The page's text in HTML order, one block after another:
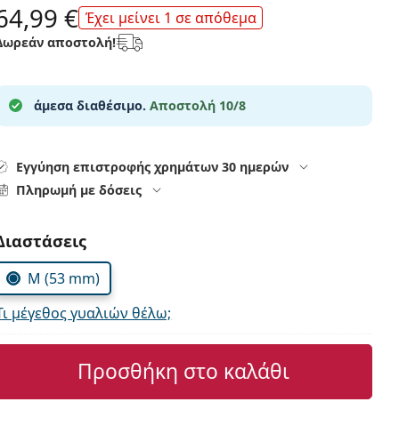
€ Έχει μείνει 1 σε απόθεμα
αποστολή!
άμεσα διαθέσιμο. Αποστολή 10/8
Εγγύηση επιστροφής χρημάτων 30 ημερών
Πληρωμή με δόσεις
τις παράμετρους
M (53 mm)
μέγεθος γυαλιών θέλω;
Προσθήκη στο καλάθι